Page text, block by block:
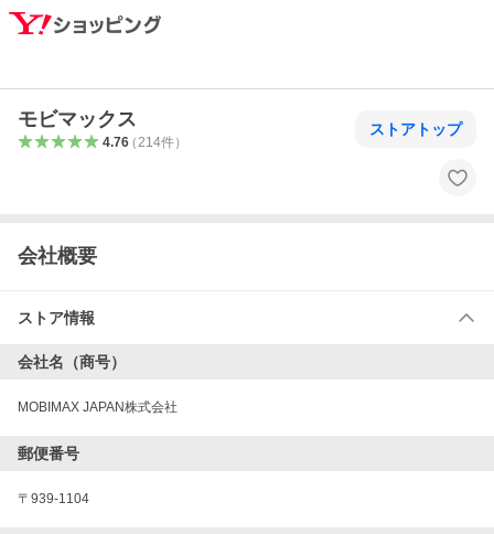
モビマックス
4.76（ 214件）
ストアトップ
会社概要
ストア情報
会社名（商号）
MOBIMAX JAPAN株式会社
郵便番号
〒 939-1104